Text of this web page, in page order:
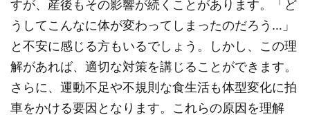
すが、産後もその影響が続くことがあります。「ど
うしてこんなに体が変わってしまったのだろう…」
と不安に感じる方もいるでしょう。しかし、この理
解があれば、適切な対策を講じることができます。
さらに、運動不足や不規則な食生活も体型変化に拍
車をかける要因となります。これらの原因を理解